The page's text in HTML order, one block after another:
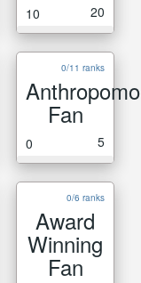
10 20
0/11 ranks
Fan
0 5
0/6 ranks
Award
Winning
Fan